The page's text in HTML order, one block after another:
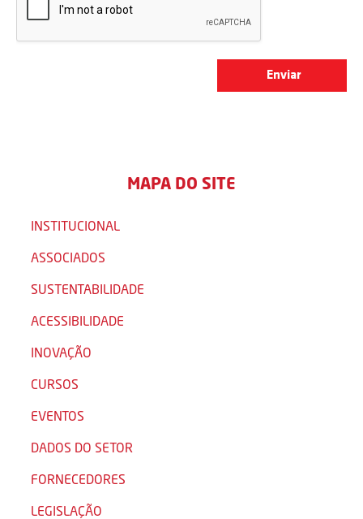
MAPA DO SITE
INSTITUCIONAL
ASSOCIADOS
SUSTENTABILIDADE
ACESSIBILIDADE
INOVAÇÃO
CURSOS
EVENTOS
DADOS DO SETOR
FORNECEDORES
LEGISLAÇÃO